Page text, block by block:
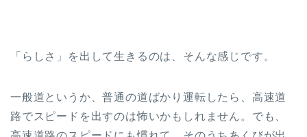
「らしさ」を出して生きるのは、そんな感じです。
一般道というか、普通の道ばかり運転したら、高速道
路でスピードを出すのは怖いかもしれません。でも、